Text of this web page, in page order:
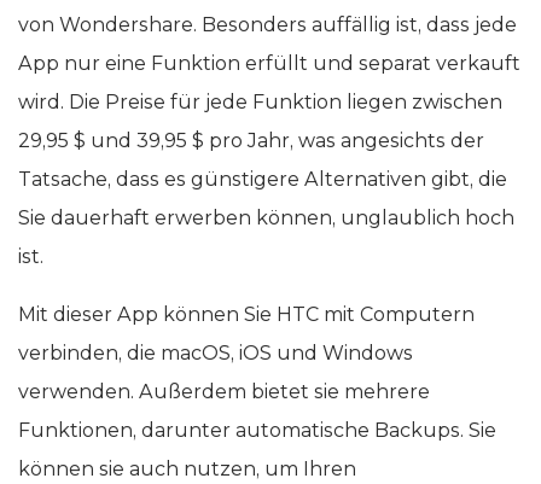
von Wondershare. Besonders auffällig ist, dass jede
App nur eine Funktion erfüllt und separat verkauft
wird. Die Preise für jede Funktion liegen zwischen
29,95 $ und 39,95 $ pro Jahr, was angesichts der
Tatsache, dass es günstigere Alternativen gibt, die
Sie dauerhaft erwerben können, unglaublich hoch
ist.
Mit dieser App können Sie HTC mit Computern
verbinden, die macOS, iOS und Windows
verwenden. Außerdem bietet sie mehrere
Funktionen, darunter automatische Backups. Sie
können sie auch nutzen, um Ihren